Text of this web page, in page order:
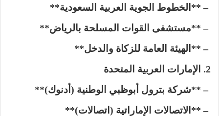
– **الخطوط الجوية العربية السعودية**
– **مستشفى القوات المسلحة بالرياض**
– **الهيئة العامة للزكاة والدخل**
الإمارات العربية المتحدة
– **شركة بترول أبوظبي الوطنية (أدنوك)**
– **الاتصالات الإماراتية (اتصالات)**